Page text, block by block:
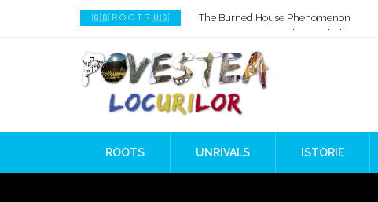
🇬🇧 R O O T S 🇺🇸
How AI Systems understand History or
When Ancient Genomes Met Ideas at
The Danube River „Bone Network”
The Global Ancient Civilization AI Blind
8,000 Years Before Mesopotamia
ROOTS UNRIVALS ISTORIE